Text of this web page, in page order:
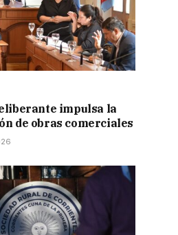
impulsa la
de obras comerciales